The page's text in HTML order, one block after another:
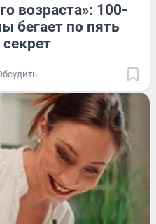
возраста»: 100-
бегает по пять